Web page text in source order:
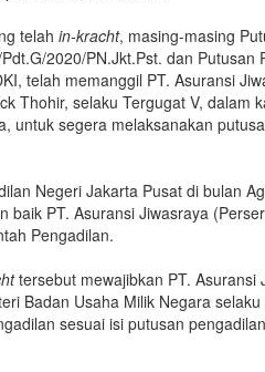
telah in-kracht, masing-masing
2020/PN.Jkt.Pst. dan Putusan
telah memanggil PT. Asuransi
Thohir, selaku Tergugat V, dalam
untuk segera melaksanakan
Negeri Jakarta Pusat di bulan
baik PT. Asuransi Jiwasraya
Pengadilan.
tersebut mewajibkan PT. Asuransi
Badan Usaha Milik Negara selaku
sesuai isi putusan